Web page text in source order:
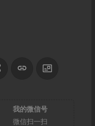
我的微信号
微信扫一扫